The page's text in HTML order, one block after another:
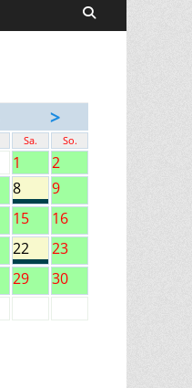
>
Sa. So.
1
2
8
9
15
16
22
23
29
30